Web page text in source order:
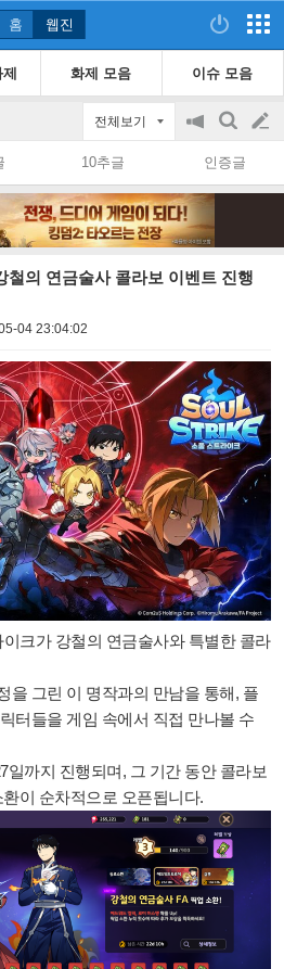
홈 웹진
화제 모음 이슈 모음
전체보기
공
on/off
검
색
글
쓰
10추글 인증글
철의 연금술사 콜라보 이벤트 진행
04 23:04:02
크가 강철의 연금술사와 특별한 콜라
을 그린 이 명작과의 만남을 통해, 플
터들을 게임 속에서 직접 만나볼 수
일까지 진행되며, 그 기간 동안 콜라보
환이 순차적으로 오픈됩니다.